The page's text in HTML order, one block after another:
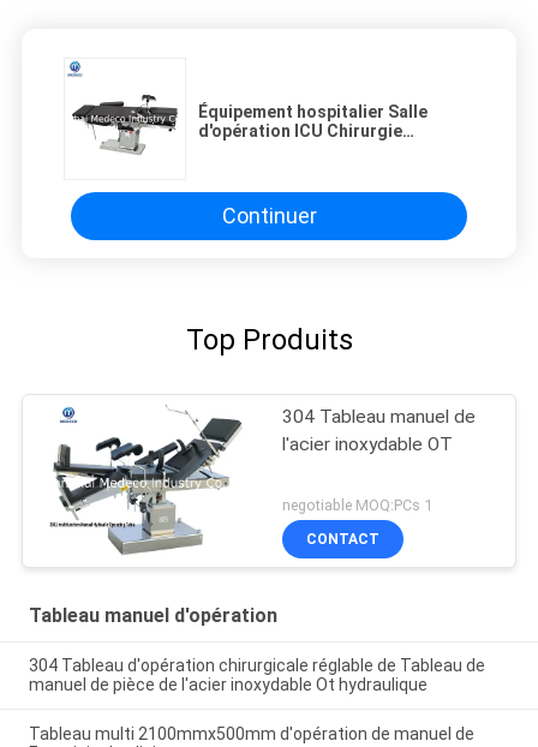
Équipement hospitalier Salle
d'opération ICU Chirurgie
Continuer
Top Produits
304 Tableau manuel de
l'acier inoxydable OT
negotiable MOQ:PCs 1
CONTACT
Tableau manuel d'opération
304 Tableau d'opération chirurgicale réglable de Tableau de
manuel de pièce de l'acier inoxydable Ot hydraulique
Tableau multi 2100mmx500mm d'opération de manuel de